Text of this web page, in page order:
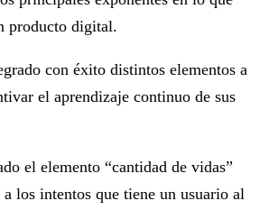
producto digital.
con éxito distintos elementos a
el aprendizaje continuo de sus
el elemento “cantidad de vidas”
los intentos que tiene un usuario al